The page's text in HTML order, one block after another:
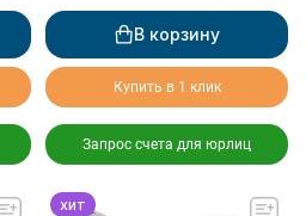
В корзину
Купить в 1 клик
Запрос счета для юрлиц
хит